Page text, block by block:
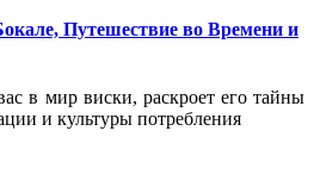
Путешествие во Времени и
в мир виски, раскроет его тайны
и культуры потребления